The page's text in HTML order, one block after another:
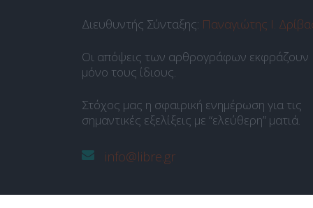
Διευθυντής Σύνταξης: Παναγιώτης Ι.
Οι απόψεις των αρθρογράφων εκφράζουν
μόνο τους ίδιους.
Στόχος μας η σφαιρική ενημέρωση για τις
σημαντικές εξελίξεις με “ελεύθερη” ματιά.
info@libre.gr